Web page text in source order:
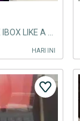
HARI INI